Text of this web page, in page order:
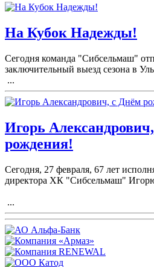
На Кубок Надежды!
Сегодня команда "Сибсельмаш"
заключительный выезд сезона в
...
Игорь
рождения!
Сегодня, 27 февраля, 67 лет
директора ХК "Сибсельмаш"
...